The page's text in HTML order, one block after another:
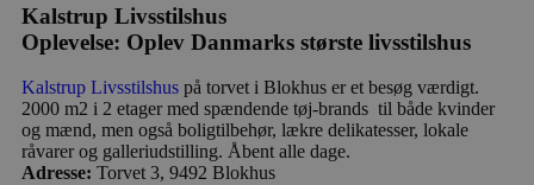
Kalstrup Livsstilshus
Oplevelse: Oplev Danmarks største livsstilshus
Kalstrup Livsstilshus på torvet i Blokhus er et besøg værdigt.
2000 m2 i 2 etager med spændende tøj-brands til både kvinder
og mænd, men også boligtilbehør, lækre delikatesser, lokale
råvarer og galleriudstilling. Åbent alle dage.
Adresse: Torvet 3, 9492 Blokhus